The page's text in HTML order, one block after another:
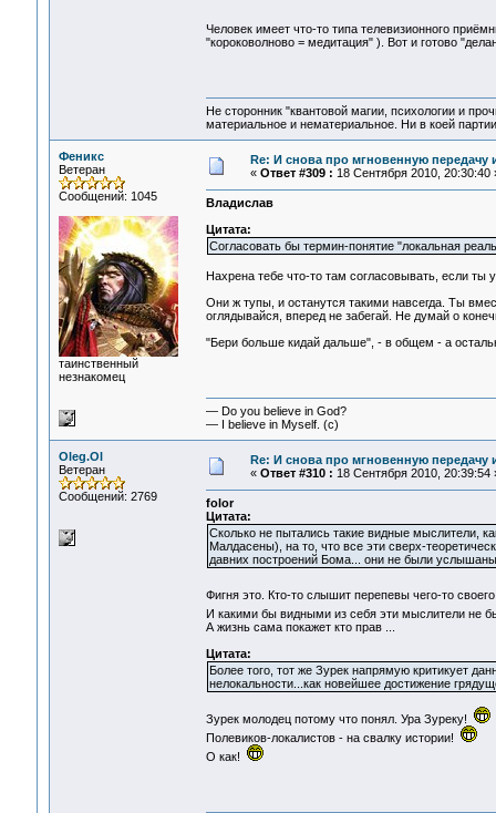
Человек имеет что-то типа телевизионного
"короковолново = медитация" ). Вот и готово
Не сторонник "квантовой магии, психологии и
материальное и нематериальное. Ни в коей
Феникс
Ветеран
Сообщений: 1045
таинственный
незнакомец
Re: И снова про мгновенную
« Ответ #309 : 18 Сентября 2010, 20:30:40
Владислав
Цитата:
Согласовать бы термин-понятие "локальная
Нахрена тебе что-то там согласовывать, если ты
Они ж тупы, и останутся такими навсегда. Ты
оглядывайся, вперед не забегай. Не думай о
"Бери больше кидай дальше", - в общем - а
— Do you believe in God?
— I believe in Myself. (c)
Oleg.Ol
Ветеран
Сообщений: 2769
Re: И снова про мгновенную
« Ответ #310 : 18 Сентября 2010, 20:39:54
folor
Цитата:
Сколько не пытались такие видные мыслители,
Малдасены), на то, что все эти сверх-
давних построений Бома... они не были
Фигня это. Кто-то слышит перепевы чего-то
И какими бы видными из себя эти мыслители не
А жизнь сама покажет кто прав ...
Цитата:
Более того, тот же Зурек напрямую критикует
нелокальности...как новейшее достижение
Зурек молодец потому что понял. Ура Зуреку!
Полевиков-локалистов - на свалку истории!
О как!